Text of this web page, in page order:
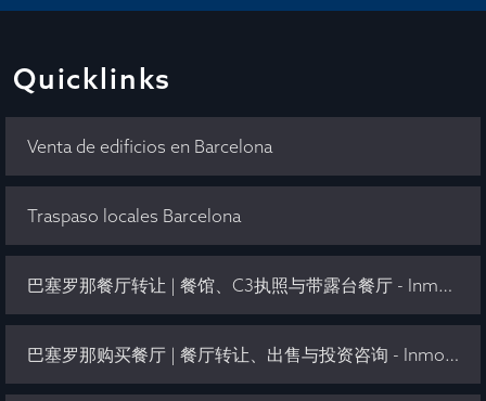
Quicklinks
Venta de edificios en Barcelona
Traspaso locales Barcelona
巴塞罗那餐厅转让 | 餐馆、C3执照与带露台餐厅 - Inmo Olaya
巴塞罗那购买餐厅 | 餐厅转让、出售与投资咨询 - Inmo Olaya